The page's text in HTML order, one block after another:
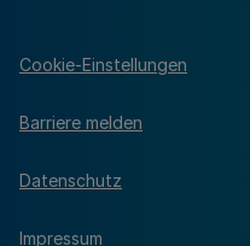
Cookie-Einstellungen
Barriere melden
Datenschutz
Impressum